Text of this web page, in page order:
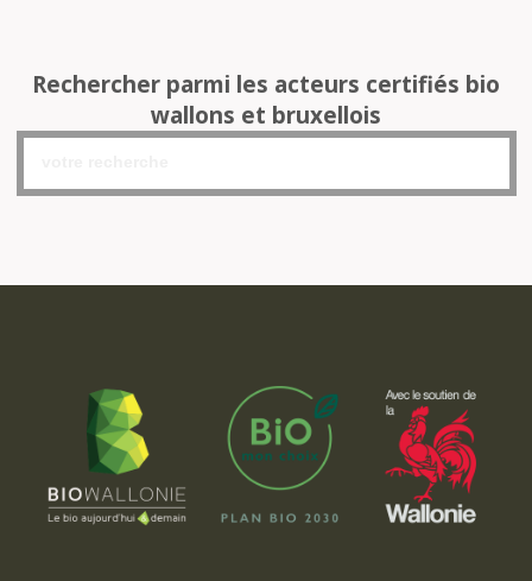
Rechercher parmi les acteurs certifiés bio
wallons et bruxellois